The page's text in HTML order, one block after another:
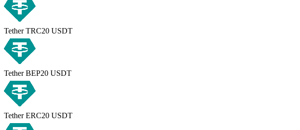
Tether TRC20 USDT
Tether BEP20 USDT
Tether ERC20 USDT